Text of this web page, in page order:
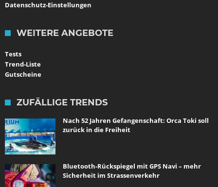
Datenschutz-Einstellungen
WEITERE ANGEBOTE
Tests
Trend-Liste
Gutscheine
ZUFÄLLIGE TRENDS
Nach 52 Jahren Gefangenschaft: Orca Toki soll
zurück in die Freiheit
Bluetooth-Rückspiegel mit GPS Navi – mehr
Sicherheit im Strassenverkehr